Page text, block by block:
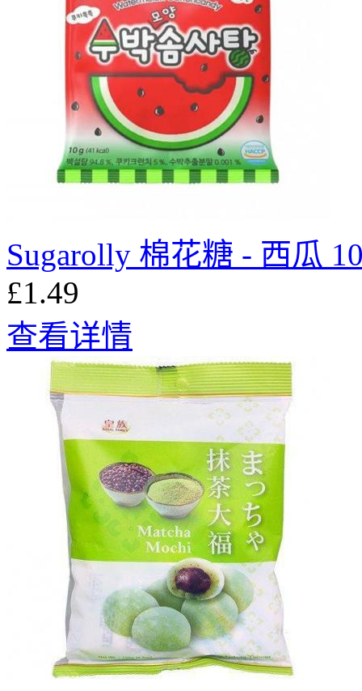
Sugarolly 棉花糖 - 西瓜
£1.49
查看详情